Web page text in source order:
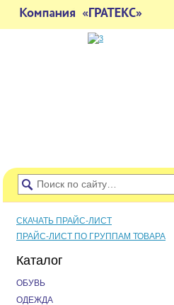
СКАЧАТЬ ПРАЙС-ЛИСТ
ПРАЙС-ЛИСТ ПО ГРУППАМ ТОВАРА
Каталог
ОБУВЬ
ОДЕЖДА